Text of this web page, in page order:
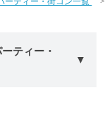
ティー・